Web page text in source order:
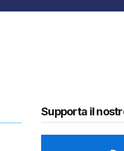
Supporta il